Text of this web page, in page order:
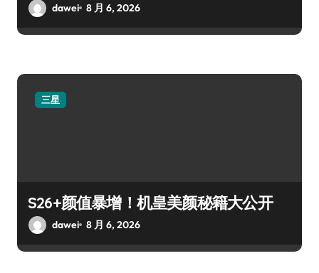
dawei 8 月 6, 2026
三星
S26+颜值暴增！机皇美颜秘籍大公开
dawei 8 月 6, 2026